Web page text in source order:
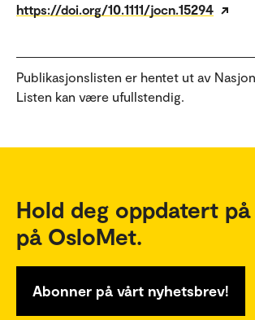
https://doi.org/10.1111/jocn.15294
Publikasjonslisten er hentet ut av
Listen kan være ufullstendig.
Hold deg oppdatert
på OsloMet.
Abonner på vårt nyhetsbrev!